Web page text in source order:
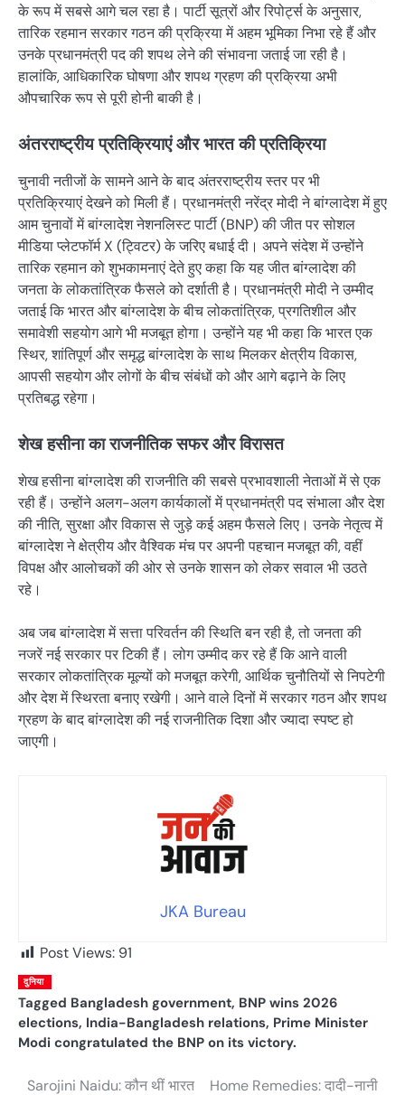
के रूप में सबसे आगे चल रहा है। पार्टी सूत्रों और रिपोर्ट्स के अनुसार,
तारिक रहमान सरकार गठन की प्रक्रिया में अहम भूमिका निभा रहे हैं और
उनके प्रधानमंत्री पद की शपथ लेने की संभावना जताई जा रही है।
हालांकि, आधिकारिक घोषणा और शपथ ग्रहण की प्रक्रिया अभी
औपचारिक रूप से पूरी होनी बाकी है।
अंतरराष्ट्रीय प्रतिक्रियाएं और भारत की प्रतिक्रिया
चुनावी नतीजों के सामने आने के बाद अंतरराष्ट्रीय स्तर पर भी
प्रतिक्रियाएं देखने को मिली हैं। प्रधानमंत्री नरेंद्र मोदी ने बांग्लादेश में हुए
आम चुनावों में बांग्लादेश नेशनलिस्ट पार्टी (BNP) की जीत पर सोशल
मीडिया प्लेटफॉर्म X (ट्विटर) के जरिए बधाई दी। अपने संदेश में उन्होंने
तारिक रहमान को शुभकामनाएं देते हुए कहा कि यह जीत बांग्लादेश की
जनता के लोकतांत्रिक फैसले को दर्शाती है। प्रधानमंत्री मोदी ने उम्मीद
जताई कि भारत और बांग्लादेश के बीच लोकतांत्रिक, प्रगतिशील और
समावेशी सहयोग आगे भी मजबूत होगा। उन्होंने यह भी कहा कि भारत एक
स्थिर, शांतिपूर्ण और समृद्ध बांग्लादेश के साथ मिलकर क्षेत्रीय विकास,
आपसी सहयोग और लोगों के बीच संबंधों को और आगे बढ़ाने के लिए
प्रतिबद्ध रहेगा।
शेख हसीना का राजनीतिक सफर और विरासत
शेख हसीना बांग्लादेश की राजनीति की सबसे प्रभावशाली नेताओं में से एक
रही हैं। उन्होंने अलग-अलग कार्यकालों में प्रधानमंत्री पद संभाला और देश
की नीति, सुरक्षा और विकास से जुड़े कई अहम फैसले लिए। उनके नेतृत्व में
बांग्लादेश ने क्षेत्रीय और वैश्विक मंच पर अपनी पहचान मजबूत की, वहीं
विपक्ष और आलोचकों की ओर से उनके शासन को लेकर सवाल भी उठते
रहे।
अब जब बांग्लादेश में सत्ता परिवर्तन की स्थिति बन रही है, तो जनता की
नजरें नई सरकार पर टिकी हैं। लोग उम्मीद कर रहे हैं कि आने वाली
सरकार लोकतांत्रिक मूल्यों को मजबूत करेगी, आर्थिक चुनौतियों से निपटेगी
और देश में स्थिरता बनाए रखेगी। आने वाले दिनों में सरकार गठन और शपथ
ग्रहण के बाद बांग्लादेश की नई राजनीतिक दिशा और ज्यादा स्पष्ट हो
जाएगी।
JKA Bureau
Post Views: 91
दुनिया
Tagged Bangladesh government, BNP wins 2026
elections, India-Bangladesh relations, Prime Minister
Modi congratulated the BNP on its victory.
Sarojini Naidu: कौन थीं भारत Home Remedies: दादी-नानी